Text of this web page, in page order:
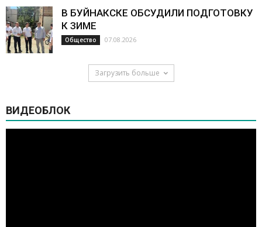
В БУЙНАКСКЕ ОБСУДИЛИ ПОДГОТОВКУ
К ЗИМЕ
Общество 07.08.2026
Загрузить больше
ВИДЕОБЛОК